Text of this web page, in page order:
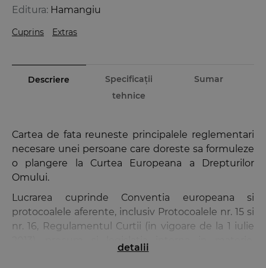
Editura: Hamangiu
Cuprins Extras
Descriere
Specificații
tehnice
Sumar
Cartea de fata reuneste principalele reglementari
necesare unei persoane care doreste sa formuleze
o plangere la Curtea Europeana a Drepturilor
Omului.
Lucrarea cuprinde Conventia europeana si
protocoalele aferente, inclusiv Protocoalele nr. 15 si
nr. 16, Regulamentul Curtii (in vigoare de la 1 iulie
2013), precum si legislatia interna in materie,
actualizata la 25 septembrie 2013.
detalii